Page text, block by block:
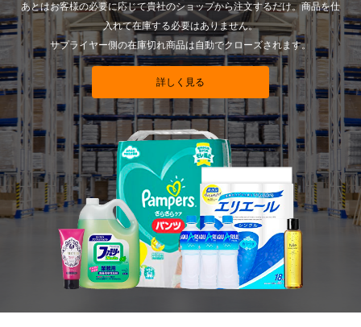
あとはお客様の必要に応じて貴社のショップから注文するだけ。商品を仕
入れて在庫する必要はありません。
サプライヤー側の在庫切れ商品は自動でクローズされます。
詳しく見る